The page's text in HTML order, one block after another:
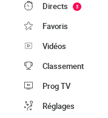
Directs
3
Favoris
Vidéos
Classement
Prog TV
Réglages